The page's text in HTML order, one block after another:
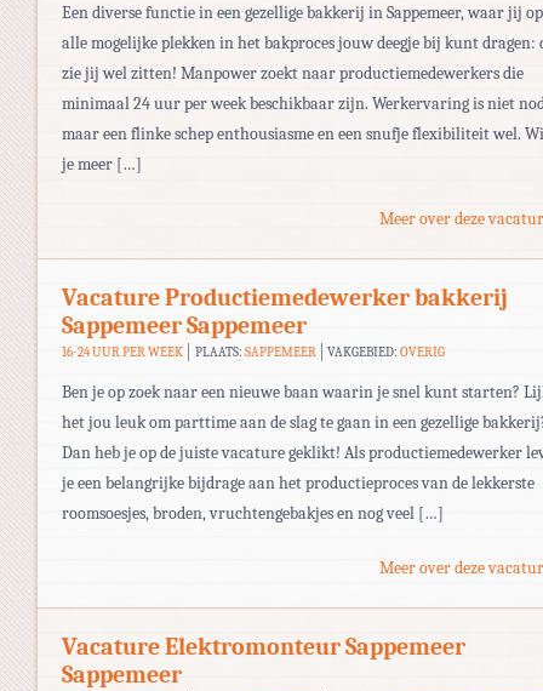
Een diverse functie in een gezellige bakkerij in Sappemeer, waar jij op
alle mogelijke plekken in het bakproces jouw deegje bij kunt dragen:
zie jij wel zitten! Manpower zoekt naar productiemedewerkers die
minimaal 24 uur per week beschikbaar zijn. Werkervaring is niet
maar een flinke schep enthousiasme en een snufje flexibiliteit wel.
je meer […]
Meer over deze
Vacature Productiemedewerker bakkerij
Sappemeer Sappemeer
16-24 UUR PER WEEK PLAATS: SAPPEMEER VAKGEBIED:OVERIG
Ben je op zoek naar een nieuwe baan waarin je snel kunt starten?
het jou leuk om parttime aan de slag te gaan in een gezellige
Dan heb je op de juiste vacature geklikt! Als productiemedewerker
je een belangrijke bijdrage aan het productieproces van de lekkerste
roomsoesjes, broden, vruchtengebakjes en nog veel […]
Meer over deze
Vacature Elektromonteur Sappemeer
Sappemeer